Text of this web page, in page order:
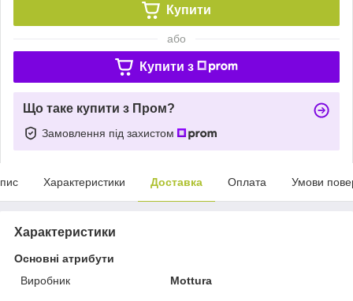
Купити
або
Купити з
Що таке купити з Пром?
Замовлення під захистом
Характеристики Доставка Оплата Умови
Характеристики
Основні атрибути
Виробник
Mottura